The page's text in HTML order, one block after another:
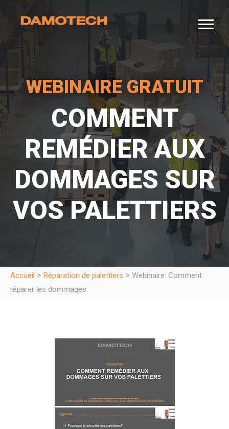
WEBINAIRE GRATUIT
COMMENT
REMÉDIER AUX
DOMMAGES SUR
VOS PALETTIERS
Accueil > Réparation de palettiers > Webinaire: Comment
réparer les dommages